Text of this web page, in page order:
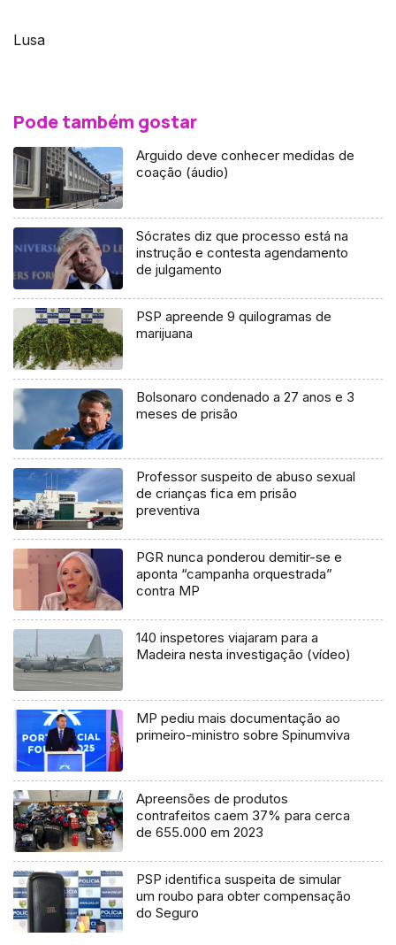
Lusa
Pode também gostar
Arguido deve conhecer medidas de
coação (áudio)
Sócrates diz que processo está na
instrução e contesta agendamento
de julgamento
PSP apreende 9 quilogramas de
marijuana
Bolsonaro condenado a 27 anos e 3
meses de prisão
Professor suspeito de abuso sexual
de crianças fica em prisão
preventiva
PGR nunca ponderou demitir-se e
aponta “campanha orquestrada”
contra MP
140 inspetores viajaram para a
Madeira nesta investigação (vídeo)
MP pediu mais documentação ao
primeiro-ministro sobre Spinumviva
Apreensões de produtos
contrafeitos caem 37% para cerca
de 655.000 em 2023
PSP identifica suspeita de simular
um roubo para obter compensação
do Seguro